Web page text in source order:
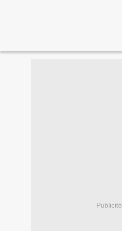
Publicité